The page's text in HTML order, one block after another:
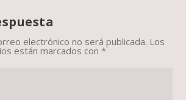
electrónico no será publicada. Los
están marcados con*